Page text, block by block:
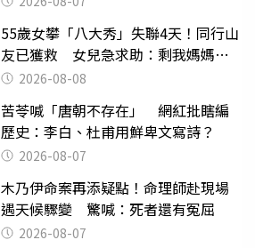
55歲女攀「八大秀」失聯4天！同行山
友已獲救 女兒急求助：剩我媽媽還
沒找到
2026-08-08
苦苓喊「唐朝不存在」 網紅批瞎編
歷史：李白、杜甫用鮮卑文寫詩？
2026-08-07
木乃伊命案再添疑點！命理師赴現場
遇天候驟變 驚喊：死者還有冤屈
2026-08-07